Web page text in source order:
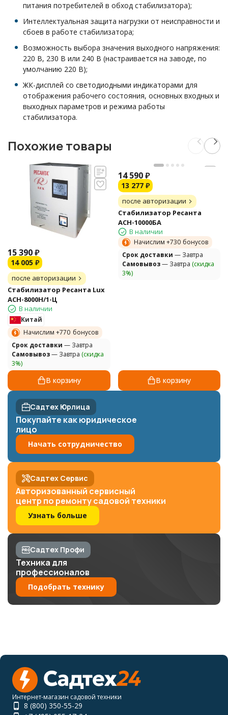
питания потребителей в обход стабилизатора);
Интеллектуальная защита нагрузки от неисправности и
сбоев в работе стабилизатора;
Возможность выбора значения выходного напряжения:
220 В, 230 В или 240 В (настраивается на заводе, по
умолчанию 220 В);
ЖК-дисплей со светодиодными индикаторами для
отображения рабочего состояния, основных входных и
выходных параметров и режима работы
стабилизатора.
Похожие товары
15 390₽
14 005 ₽
после авторизации
Стабилизатор Ресанта Lux
АСН-8000Н/1-Ц
В наличии
Китай
Начислим +770 бонусов
Cрок доставки — Завтра
Самовывоз— Завтра (скидка
3%)
В корзину
14 590 ₽
13 277 ₽
после авторизации
Стабилизатор Ресанта
АСН-10000БА
В наличии
Начислим +730 бонусов
Cрок доставки — Завтра
Самовывоз— Завтра (скидка
3%)
В корзину
Садтех Юрлица
Покупайте как юридическое
лицо
Начать сотрудничество
Садтех Сервис
Авторизованный сервисный
центр по ремонту садовой техники
Узнать больше
Садтех Профи
Техника для
профессионалов
Подобрать технику
Интернет-магазин садовой техники
8 (800) 350-55-29